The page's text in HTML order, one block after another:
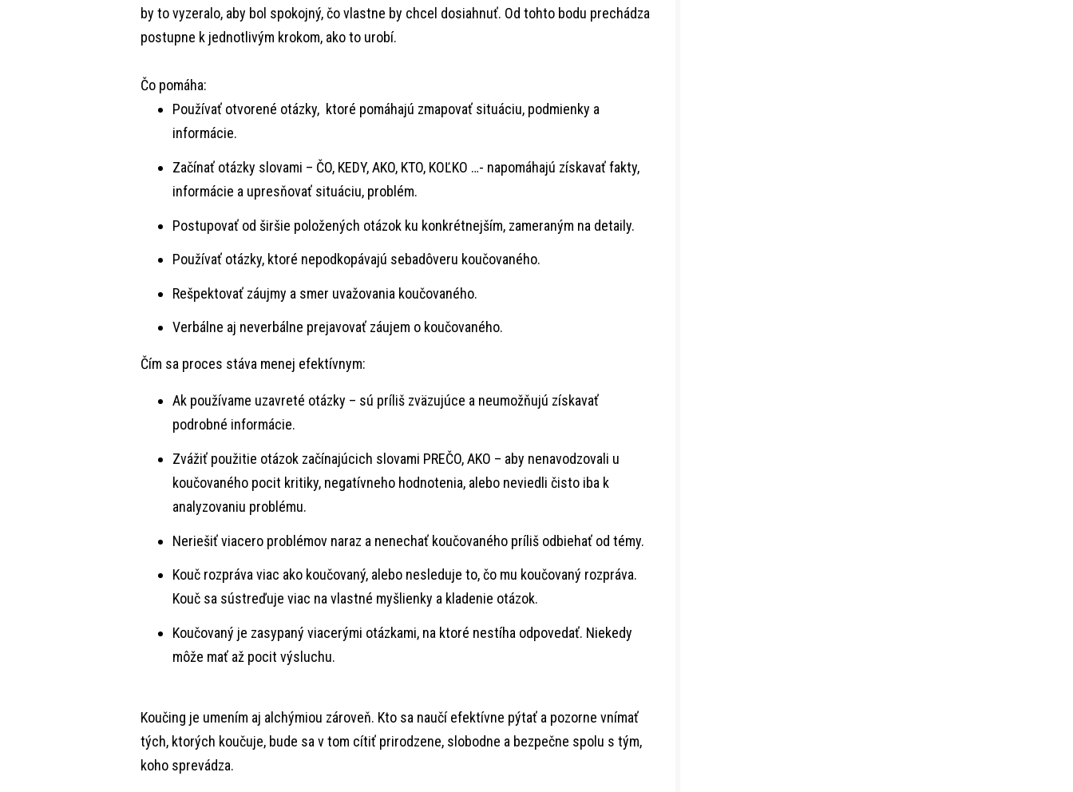
by to vyzeralo, aby bol spokojný, čo vlastne by chcel dosiahnuť. Od tohto bodu prechádza
postupne k jednotlivým krokom, ako to urobí.
Čo pomáha:
Používať otvorené otázky, ktoré pomáhajú zmapovať situáciu, podmienky a
informácie.
Začínať otázky slovami – ČO, KEDY, AKO, KTO, KOĽKO …- napomáhajú získavať fakty,
informácie a upresňovať situáciu, problém.
Postupovať od širšie položených otázok ku konkrétnejším, zameraným na detaily.
Používať otázky, ktoré nepodkopávajú sebadôveru koučovaného.
Rešpektovať záujmy a smer uvažovania koučovaného.
Verbálne aj neverbálne prejavovať záujem o koučovaného.
Čím sa proces stáva menej efektívnym:
Ak používame uzavreté otázky – sú príliš zväzujúce a neumožňujú získavať
podrobné informácie.
Zvážiť použitie otázok začínajúcich slovami PREČO, AKO – aby nenavodzovali u
koučovaného pocit kritiky, negatívneho hodnotenia, alebo neviedli čisto iba k
analyzovaniu problému.
Neriešiť viacero problémov naraz a nenechať koučovaného príliš odbiehať od témy.
Kouč rozpráva viac ako koučovaný, alebo nesleduje to, čo mu koučovaný rozpráva.
Kouč sa sústreďuje viac na vlastné myšlienky a kladenie otázok.
Koučovaný je zasypaný viacerými otázkami, na ktoré nestíha odpovedať. Niekedy
môže mať až pocit výsluchu.
Koučing je umením aj alchýmiou zároveň. Kto sa naučí efektívne pýtať a pozorne vnímať
tých, ktorých koučuje, bude sa v tom cítiť prirodzene, slobodne a bezpečne spolu s tým,
koho sprevádza.